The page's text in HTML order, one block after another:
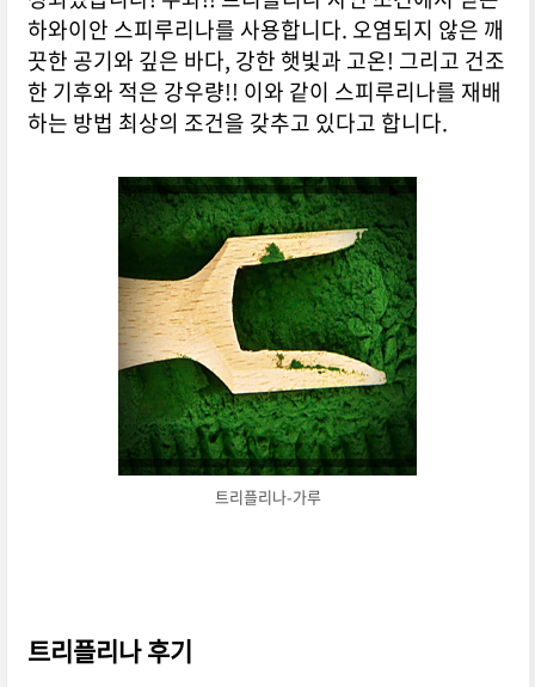
하와이안 스피루리나를 사용합니다. 오염되지 않은 깨
끗한 공기와 깊은 바다, 강한 햇빛과 고온! 그리고 건조
한 기후와 적은 강우량!! 이와 같이 스피루리나를 재배
하는 방법 최상의 조건을 갖추고 있다고 합니다.
트리플리나-가루
트리플리나 후기